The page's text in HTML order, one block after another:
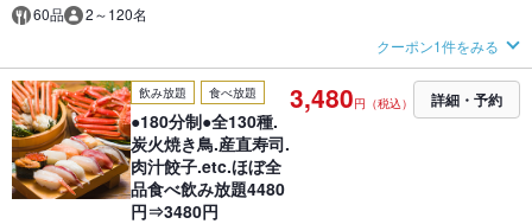
60品 2～120名
クーポン1件をみる
飲み放題 食べ放題
●180分制●全130種.
炭火焼き鳥.産直寿司.
肉汁餃子.etc.ほぼ全
品食べ飲み放題4480
円⇒3480円
3,480円（税込） 詳細・予約